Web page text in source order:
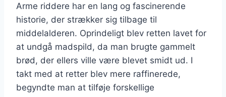
Arme riddere har en lang og fascinerende
historie, der strækker sig tilbage til
middelalderen. Oprindeligt blev retten lavet for
at undgå madspild, da man brugte gammelt
brød, der ellers ville være blevet smidt ud. I
takt med at retter blev mere raffinerede,
begyndte man at tilføje forskellige